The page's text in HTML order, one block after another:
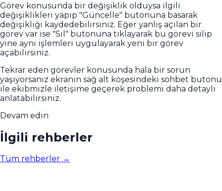
Görev konusunda bir değişiklik olduysa ilgili
değişiklikleri yapıp "Güncelle" butonuna basarak
değişikliği kaydedebilirsiniz. Eğer yanlış açılan bir
görev var ise "Sil" butonuna tıklayarak bu görevi silip
yine aynı işlemleri uygulayarak yeni bir görev
açabilirsiniz.
Tekrar eden görevler konusunda hala bir sorun
yaşıyorsanız ekranın sağ alt köşesindeki sohbet butonu
ile ekibmizle iletişime geçerek problemi daha detaylı
anlatabilirsiniz.
Devam edin
İlgili rehberler
Tüm rehberler →